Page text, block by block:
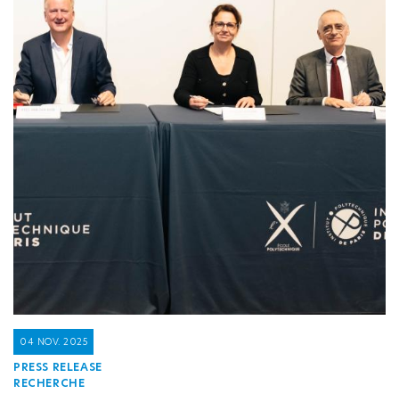
PRESS RELEASE
RECHERCHE
04 NOV. 2025